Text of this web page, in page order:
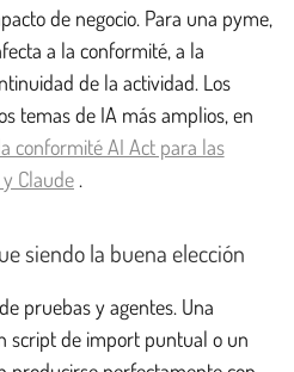
de negocio. Para una pyme,
a la conformité, a la
de la actividad. Los
temas de IA más amplios, en
conformité AI Act para las
Claude .
siendo la buena elección
pruebas y agentes. Una
script de import puntual o un